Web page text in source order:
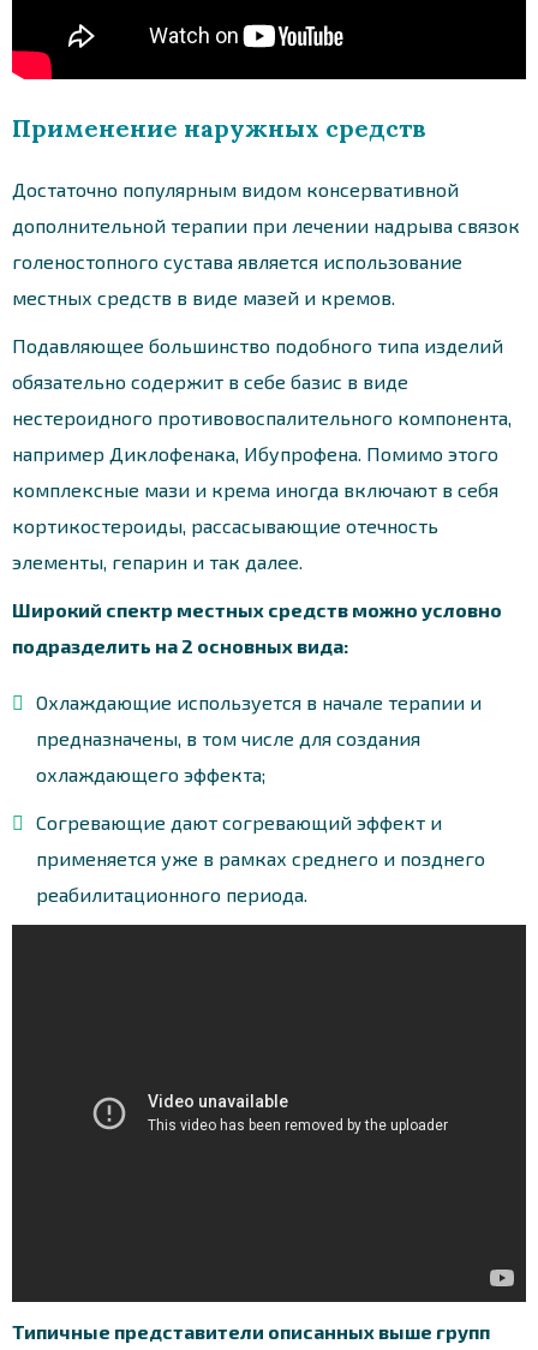
Применение наружных средств
Достаточно популярным видом консервативной
дополнительной терапии при лечении надрыва связок
голеностопного сустава является использование
местных средств в виде мазей и кремов.
Подавляющее большинство подобного типа изделий
обязательно содержит в себе базис в виде
нестероидного противовоспалительного компонента,
например Диклофенака, Ибупрофена. Помимо этого
комплексные мази и крема иногда включают в себя
кортикостероиды, рассасывающие отечность
элементы, гепарин и так далее.
Широкий спектр местных средств можно условно
подразделить на 2 основных вида:
Охлаждающие используется в начале терапии и
предназначены, в том числе для создания
охлаждающего эффекта;
Согревающие дают согревающий эффект и
применяется уже в рамках среднего и позднего
реабилитационного периода.
Типичные представители описанных выше групп